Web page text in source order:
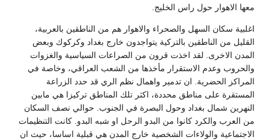
معها الاهوار حول راس الخليج.
اغلبية سكان السهل والصحراء والاهوار هم من الناطقين بالعربية،
القليل من الناطقين بالتركية يتواجدون خارج بغداد وكركوك وبعض
المدن الاخرى. لقد اخذت قرون من الصراعات السياسية والغزوات
والحروب وعدم الاستقرار مأخذها من الشعب العراقي، وخاصة في
المراكز الحضرية. ان تدمير واهمال نظم الري قد حدد الزراعة
المستقرة على مناطق محددة، اكثر تلك المناطق تركيزا هي مابين
النهرين شمال بغداد وحول البصرة في الجنوب. حوالي نصف السكان
من العرب والكرد كانوا من البدو الرحل او شبه البدو. كانت التنظيمات
الاجتماعية والولاءات الشخصية خارج المدن هي قبلية اساسا، حيث ان